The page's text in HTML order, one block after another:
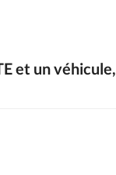
et un véhicule,